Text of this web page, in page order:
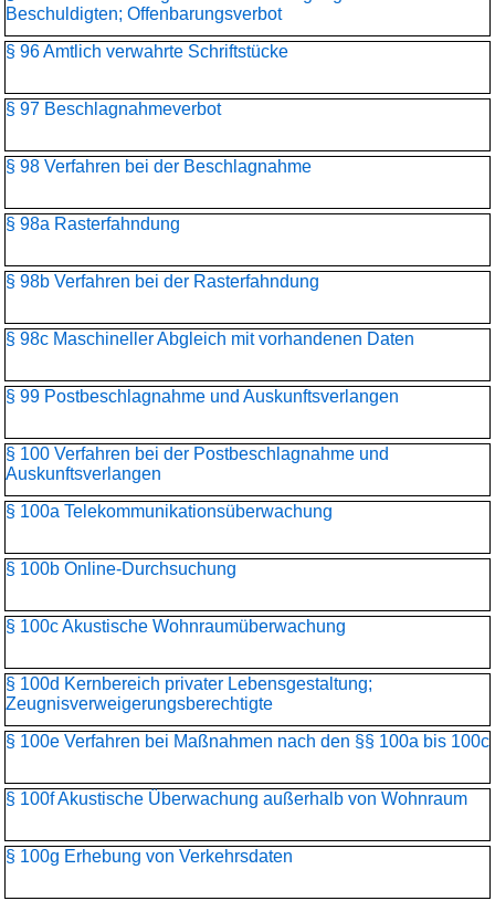
Beschuldigten; Offenbarungsverbot
§ 96 Amtlich verwahrte Schriftstücke
§ 97 Beschlagnahmeverbot
§ 98 Verfahren bei der Beschlagnahme
§ 98a Rasterfahndung
§ 98b Verfahren bei der Rasterfahndung
§ 98c Maschineller Abgleich mit vorhandenen Daten
§ 99 Postbeschlagnahme und Auskunftsverlangen
§ 100 Verfahren bei der Postbeschlagnahme und
Auskunftsverlangen
§ 100a Telekommunikationsüber­wachung
§ 100b Online-Durchsuchung
§ 100c Akustische Wohnraumüberwachung
§ 100d Kernbereich privater Lebensgestaltung;
Zeugnisverweigerungs­berechtigte
§ 100e Verfahren bei Maßnahmen nach den §§ 100a bis 100c
§ 100f Akustische Überwachung außerhalb von Wohnraum
§ 100g Erhebung von Verkehrsdaten